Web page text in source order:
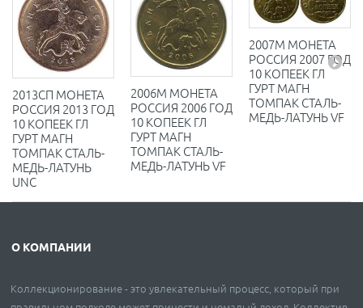
2013СП МОНЕТА
РОССИЯ 2013 ГОД
10 КОПЕЕК ГЛ
ГУРТ МАГН
ТОМПАК СТАЛЬ-
МЕДЬ-ЛАТУНЬ
UNC
2006М МОНЕТА
РОССИЯ 2006 ГОД
10 КОПЕЕК ГЛ
ГУРТ МАГН
ТОМПАК СТАЛЬ-
МЕДЬ-ЛАТУНЬ VF
2007М МОНЕТА
РОССИЯ 2007 ГОД
10 КОПЕЕК ГЛ
ГУРТ МАГН
ТОМПАК СТАЛЬ-
МЕДЬ-ЛАТУНЬ VF
О КОМПАНИИ
Коллекционирование - это увлекательный процесс, который при